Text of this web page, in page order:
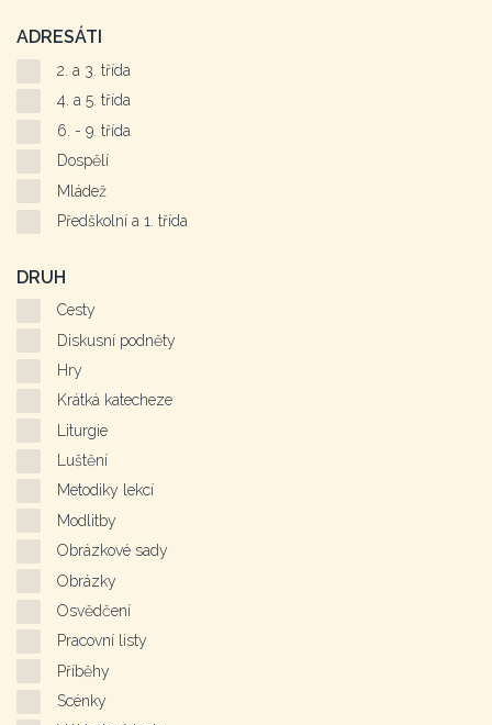
ADRESÁTI
2. a 3. třída
4. a 5. třída
6. - 9. třída
Dospělí
Mládež
Předškolní a 1. třída
DRUH
Cesty
Diskusní podněty
Hry
Krátká katecheze
Liturgie
Luštění
Metodiky lekcí
Modlitby
Obrázkové sady
Obrázky
Osvědčení
Pracovní listy
Příběhy
Scénky